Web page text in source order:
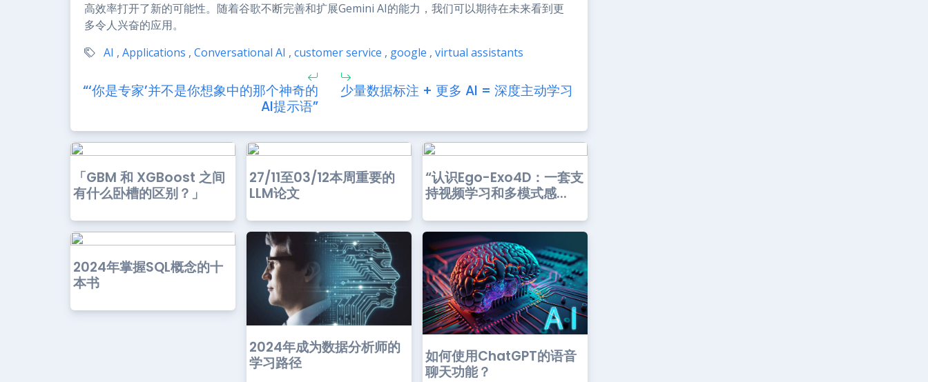
高效率打开了新的可能性。随着谷歌不断完善和扩展Gemini AI的能力，我们可以期待在未来看到更
多令人兴奋的应用。
AI , Applications , Conversational AI , customer service , google , virtual assistants
“‘你是专家’并不是你想象中的那个神奇的
AI提示语”
少量数据标注 + 更多 AI = 深度主动学习
「GBM 和 XGBoost 之间
有什么卧槽的区别？」
27/11至03/12本周重要的
LLM论文
“认识Ego-Exo4D：一套支
持视频学习和多模式感...
2024年掌握SQL概念的十
本书
2024年成为数据分析师的
学习路径
如何使用ChatGPT的语音
聊天功能？